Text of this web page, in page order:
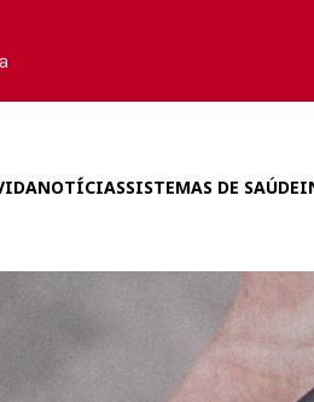
NOTÍCIASSISTEMAS DE SAÚDE